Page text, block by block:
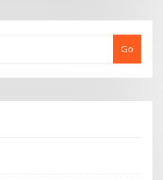
Go